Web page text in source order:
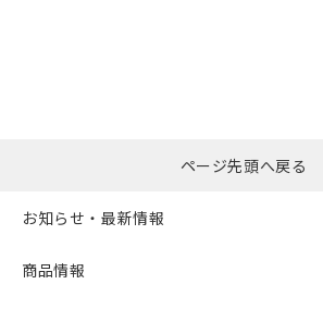
ページ先頭へ戻る
お知らせ・最新情報
商品情報